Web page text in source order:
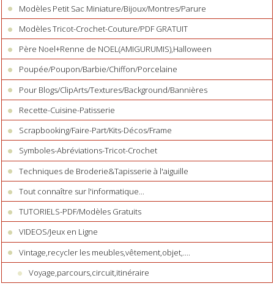
Modèles Petit Sac Miniature/Bijoux/Montres/Parure
Modèles Tricot-Crochet-Couture/PDF GRATUIT
Père Noel+Renne de NOEL(AMIGURUMIS),Halloween
Poupée/Poupon/Barbie/Chiffon/Porcelaine
Pour Blogs/ClipArts/Textures/Background/Bannières
Recette-Cuisine-Patisserie
Scrapbooking/Faire-Part/Kits-Décos/Frame
Symboles-Abréviations-Tricot-Crochet
Techniques de Broderie&Tapisserie à l'aiguille
Tout connaître sur l'informatique...
TUTORIELS-PDF/Modèles Gratuits
VIDEOS/Jeux en Ligne
Vintage,recycler les meubles,vêtement,objet,....
Voyage,parcours,circuit,itinéraire